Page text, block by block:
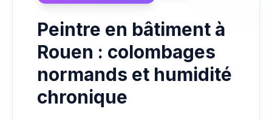
Peintre en bâtiment à
Rouen : colombages
normands et humidité
chronique